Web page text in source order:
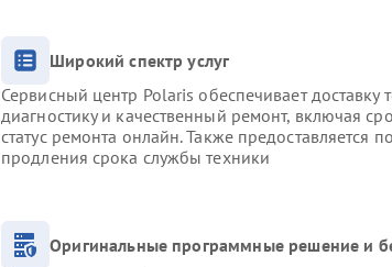
Широкий спектр услуг
Сервисный центр Polaris обеспечивает
диагностику и качественный ремонт, включая
статус ремонта онлайн. Также предоставляется
продления срока службы техники
Оригинальные программные решение и